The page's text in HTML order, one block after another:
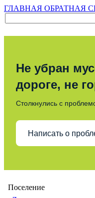
ГЛАВНАЯ ОБРАТНАЯ
Не убран
дороге, не
Столкнулись с
Написать о
Поселение